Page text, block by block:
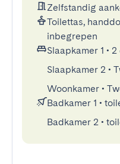
Zelfstandig
Toilettas,
inbegrepen
Slaapkamer 1 • 2
Slaapkamer 2 •
Woonkamer •
Badkamer 1 •
Badkamer 2 •